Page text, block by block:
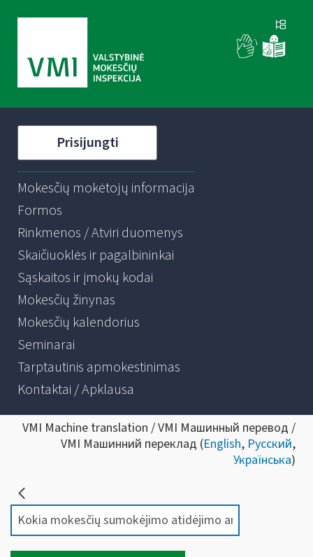
Prisijungti
Mokesčių mokėtojų informacija
Formos
Rinkmenos / Atviri duomenys
Skaičiuoklės ir pagalbininkai
Sąskaitos ir įmokų kodai
Mokesčių žinynas
Mokesčių kalendorius
Seminarai
Tarptautinis apmokestinimas
Kontaktai / Apklausa
VMI Machine translation / VMI Машинный перевод /
VMI Машинний переклад (English, Русский,
Українська)